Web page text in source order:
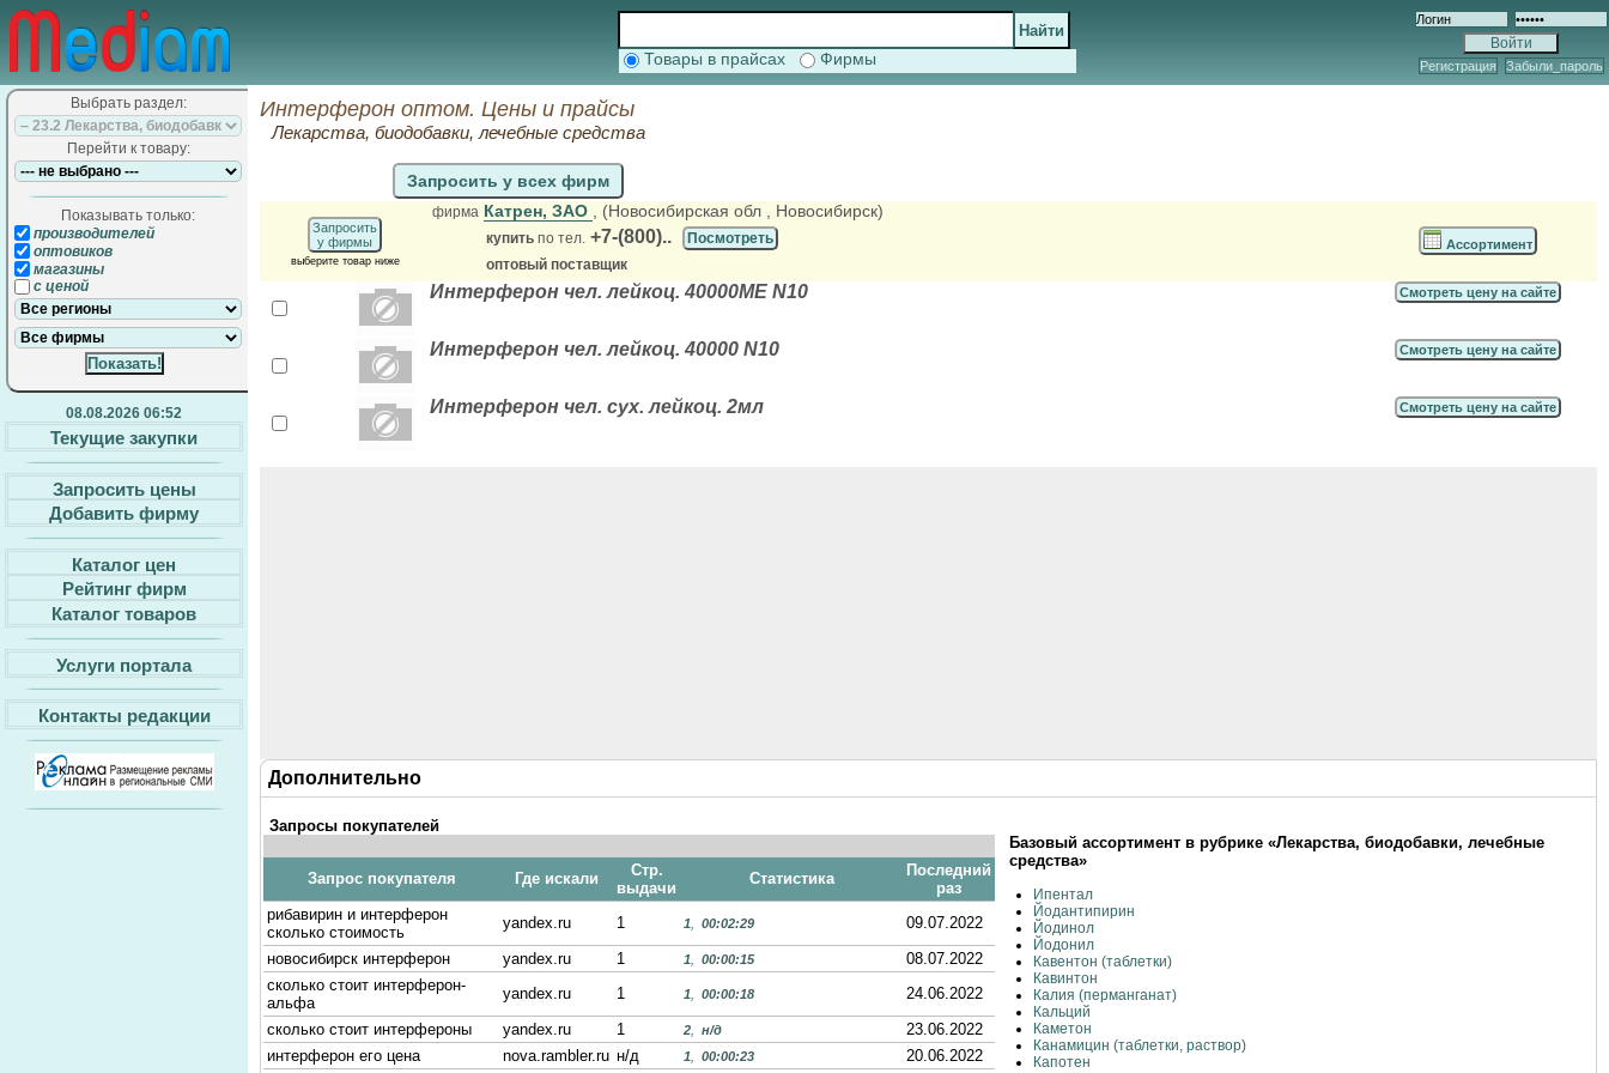
Товары в прайсах Фирмы Регистрация Забыли_пароль
Выбрать раздел:
Перейти к товару:
Показывать только:
производителей
оптовиков
магазины
с ценой
08.08.2026 06:52
Текущие закупки
Запросить цены
Добавить фирму
Каталог цен
Рейтинг фирм
Каталог товаров
Услуги портала
Контакты редакции
Интерферон оптом. Цены и прайсы
Лекарства, биодобавки, лечебные средства
Запросить у всех фирм
Запросить
у фирмы
выберите товар ниже
фирма Катрен, ЗАО , (Новосибирская обл , Новосибирск)
купить по тел. +7-(800)..
Посмотреть
оптовый поставщик
Ассортимент
Интерферон чел. лейкоц. 40000МЕ N10 Смотреть цену на сайте
Интерферон чел. лейкоц. 40000 N10 Смотреть цену на сайте
Интерферон чел. сух. лейкоц. 2мл Смотреть цену на сайте
Дополнительно
Запросы покупателей
Запрос покупателя Где искали
Стр.
выдачи
Статистика
Последний
раз
рибавирин и интерферон
сколько стоимость
yandex.ru 1 1 00:02:29
09.07.2022
новосибирск интерферон
yandex.ru 1 1 00:00:15
08.07.2022
сколько стоит интерферон-
альфа
yandex.ru 1 1 00:00:18
24.06.2022
сколько стоит интерфероны
yandex.ru 1 2 н/д
23.06.2022
интерферон его цена
nova.rambler.ru н/д 1 00:00:23 20.06.2022
Базовый ассортимент в рубрике «Лекарства, биодобавки, лечебные
средства»
Ипентал
Йодантипирин
Йодинол
Йодонил
Кавентон (таблетки)
Кавинтон
Калия (перманганат)
Кальций
Каметон
Канамицин (таблетки, раствор)
Капотен